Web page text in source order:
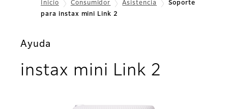
Inicio Consumidor Asistencia
Soporte
para instax mini Link 2
Ayuda
instax mini Link 2